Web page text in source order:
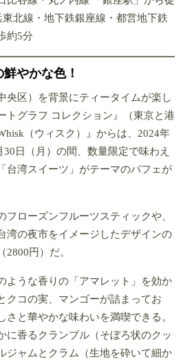
北線・地下鉄銀座線・都営地下鉄
約5分
やかな色！
央区）を背景にティータイムが楽し
トグラフ コレクション』（東京と港
（ウィスク）』からは、2024年
日（月）の間、数量限定で味わえ
台湾スイーツ」がテーマのパフェが
フローズンフルーツスティックや、
湾の夜市をイメージしたデザインの
2800円）だ。
ような香りの「アマレット」を効か
クコの実、マンゴーが詰まってお
さと華やかな味わいを満喫できる。
に香るクランブル（そぼろ状のクッ
ジャムとクラム（生地を砕いて細か